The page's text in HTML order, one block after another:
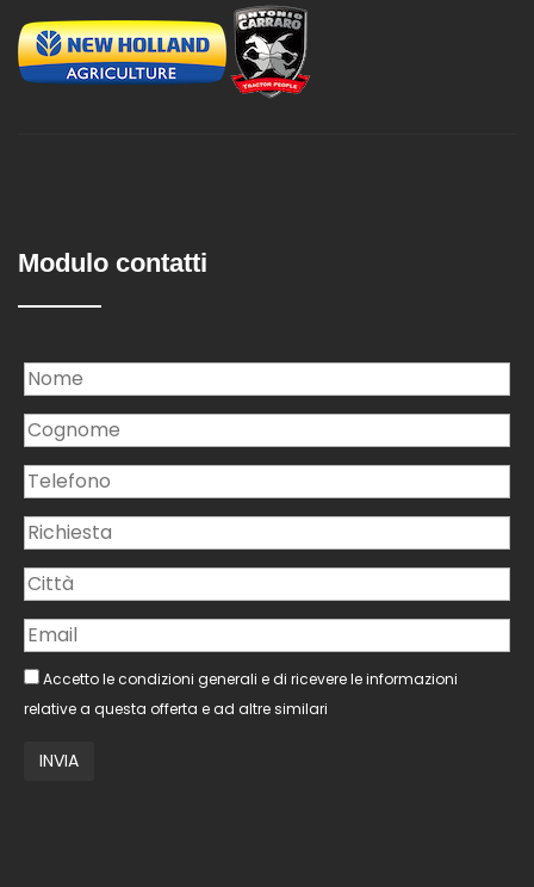
Modulo contatti
Accetto le condizioni generali e di ricevere le informazioni
relative a questa offerta e ad altre similari